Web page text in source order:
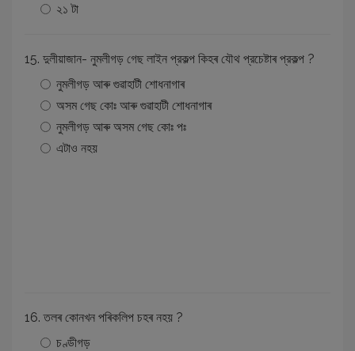
২১ টা
15. দুলীয়াজান- নুমলীগড় গেছ লাইন প্রকল্প কিহৰ যৌথ প্রচেষ্টাৰ প্রকল্প ?
নুমলীগড় আৰু গুৱাহাটী শোধনাগাৰ
অসম গেছ কোঃ আৰু গুৱাহাটী শোধনাগাৰ
নুমলীগড় আৰু অসম গেছ কোঃ পঃ
এটাও নহয়
16. তলৰ কোনখন পৰিকলিপ চহৰ নহয় ?
চণ্ডীগড়